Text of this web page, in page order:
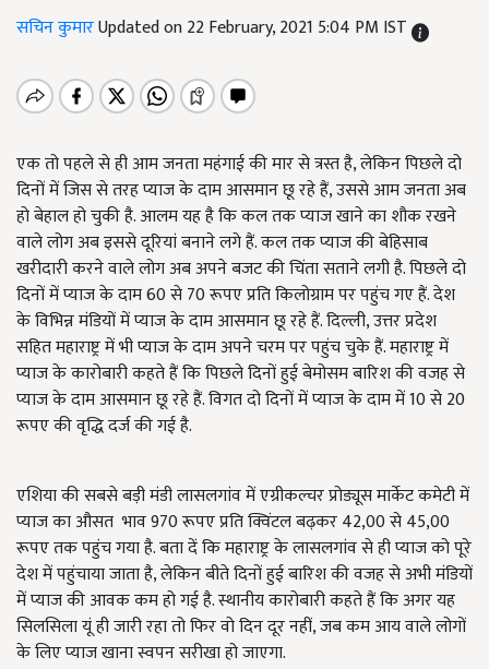
सचिन कुमारUpdated on 22 February, 2021 5:04 PM IST
एक तो पहले से ही आम जनता महंगाई की मार से त्रस्त है, लेकिन पिछले दो
दिनों में जिस से तरह प्याज के दाम आसमान छू रहे हैं, उससे आम जनता अब
हो बेहाल हो चुकी है. आलम यह है कि कल तक प्याज खाने का शौक रखने
वाले लोग अब इससे दूरियां बनाने लगे हैं. कल तक प्याज की बेहिसाब
खरीदारी करने वाले लोग अब अपने बजट की चिंता सताने लगी है. पिछले दो
दिनों में प्याज के दाम 60 से 70 रूपए प्रति किलोग्राम पर पहुंच गए हैं. देश
के विभिन्न मंडियों में प्याज के दाम आसमान छू रहे हैं. दिल्ली, उत्तर प्रदेश
सहित महाराष्ट्र में भी प्याज के दाम अपने चरम पर पहुंच चुके हैं. महाराष्ट्र में
प्याज के कारोबारी कहते हैं कि पिछले दिनों हुई बेमोसम बारिश की वजह से
प्याज के दाम आसमान छू रहे हैं. विगत दो दिनों में प्याज के दाम में 10 से 20
रूपए की वृद्धि दर्ज की गई है.
एशिया की सबसे बड़ी मंडी लासलगांव में एग्रीकल्चर प्रोड्यूस मार्केट कमेटी में
प्याज का औसत भाव 970 रूपए प्रति क्विंटल बढ़कर 42,00 से 45,00
रूपए तक पहुंच गया है. बता दें कि महाराष्ट्र के लासलगांव से ही प्याज को पूरे
देश में पहुंचाया जाता है, लेकिन बीते दिनों हुई बारिश की वजह से अभी मंडियों
में प्याज की आवक कम हो गई है. स्थानीय कारोबारी कहते हैं कि अगर यह
सिलसिला यूं ही जारी रहा तो फिर वो दिन दूर नहीं, जब कम आय वाले लोगों
के लिए प्याज खाना स्वपन सरीखा हो जाएगा.